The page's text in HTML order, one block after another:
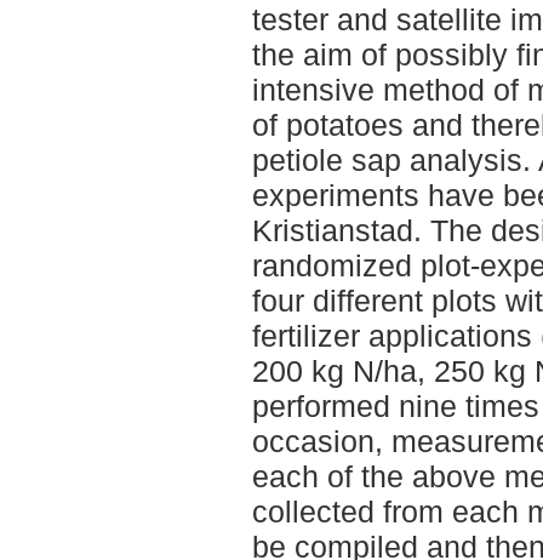
tester and satellite
the aim of possibly
intensive method of
of potatoes and
petiole sap analysis.
experiments have
Kristianstad. The
randomized plot-
four different plots
fertilizer applications
200 kg N/ha, 250 kg
performed nine
occasion,
each of the above
collected from each
be compiled and